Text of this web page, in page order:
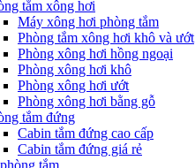
tắm xông hơi
Máy xông hơi phòng tắm
Phòng tắm xông hơi khô và ướt
Phòng xông hơi hồng ngoại
Phòng xông hơi khô
Phòng xông hơi ướt
Phòng xông hơi bằng gỗ
tắm đứng
Cabin tắm đứng cao cấp
Cabin tắm đứng giá rẻ
tắm